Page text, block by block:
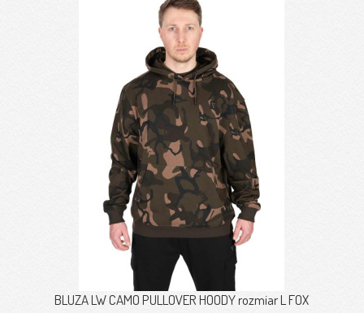
BLUZA LW CAMO PULLOVER HOODY rozmiar L FOX